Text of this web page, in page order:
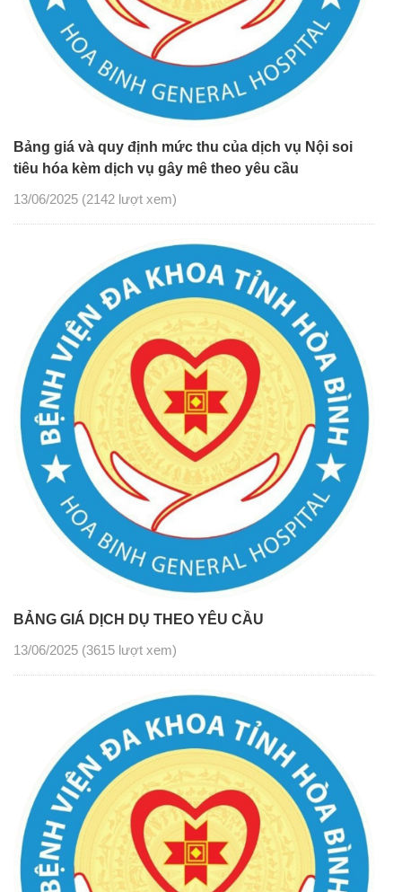
Bảng giá và quy định mức thu của dịch vụ Nội soi
tiêu hóa kèm dịch vụ gây mê theo yêu cầu
13/06/2025 (2142 lượt xem)
BẢNG GIÁ DỊCH DỤ THEO YÊU CẦU
13/06/2025 (3615 lượt xem)